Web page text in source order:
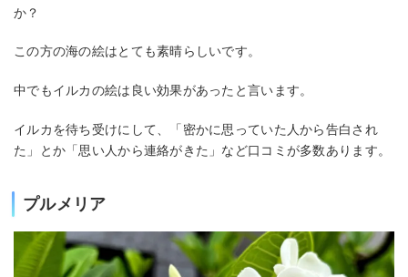
か？
この方の海の絵はとても素晴らしいです。
中でもイルカの絵は良い効果があったと言います。
イルカを待ち受けにして、「密かに思っていた人から告白され
た」とか「思い人から連絡がきた」など口コミが多数あります。
プルメリア